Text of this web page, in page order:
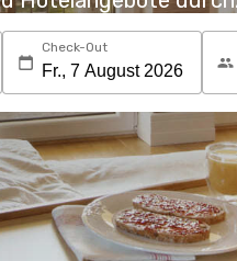
Check-Out